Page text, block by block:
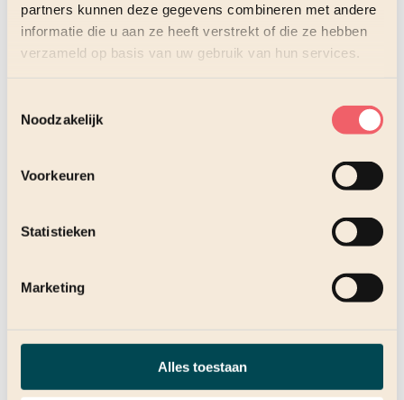
partners kunnen deze gegevens combineren met andere
informatie die u aan ze heeft verstrekt of die ze hebben
verzameld op basis van uw gebruik van hun services.
Noodzakelijk
Voorkeuren
Statistieken
Marketing
Alles toestaan
Wie komen er aan het
woord
Accountmanager Datacenter Solutions
Business Development AI for
Networking | HPE Networking